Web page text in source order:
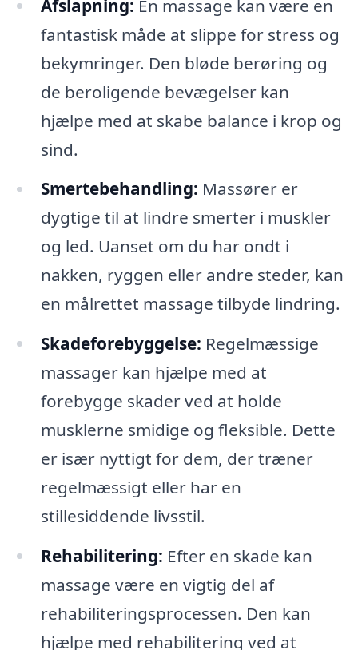
Afslapning: En massage kan være en
fantastisk måde at slippe for stress og
bekymringer. Den bløde berøring og
de beroligende bevægelser kan
hjælpe med at skabe balance i krop og
sind.
Smertebehandling: Massører er
dygtige til at lindre smerter i muskler
og led. Uanset om du har ondt i
nakken, ryggen eller andre steder, kan
en målrettet massage tilbyde lindring.
Skadeforebyggelse: Regelmæssige
massager kan hjælpe med at
forebygge skader ved at holde
musklerne smidige og fleksible. Dette
er især nyttigt for dem, der træner
regelmæssigt eller har en
stillesiddende livsstil.
Rehabilitering: Efter en skade kan
massage være en vigtig del af
rehabiliteringsprocessen. Den kan
hjælpe med rehabilitering ved at